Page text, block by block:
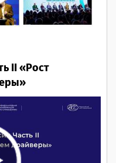
II «Рост